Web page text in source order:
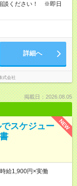
談ください！ ※即日
詳細へ
式会社
掲載日：2026.08.05
NEW
スケジュー
給1,900円×実働